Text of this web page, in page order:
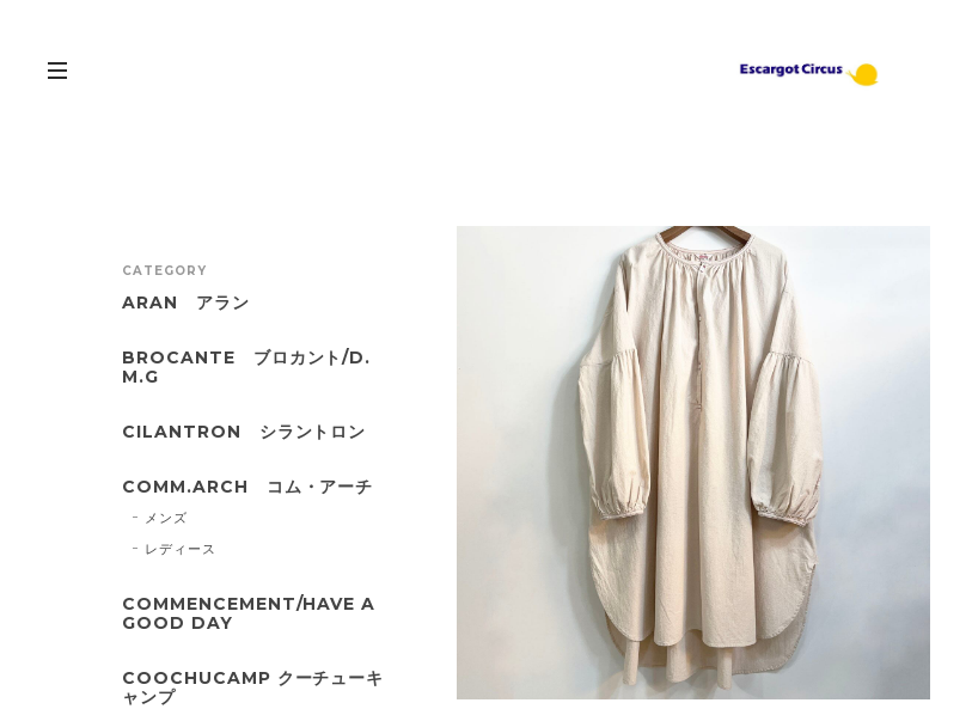
CATEGORY
ARAN アラン
BROCANTE ブロカント/D.
M.G
CILANTRON シラントロン
COMM.ARCH コム・アーチ
メンズ
レディース
COMMENCEMENT/HAVE A
GOOD DAY
COOCHUCAMP クーチューキ
ャンプ